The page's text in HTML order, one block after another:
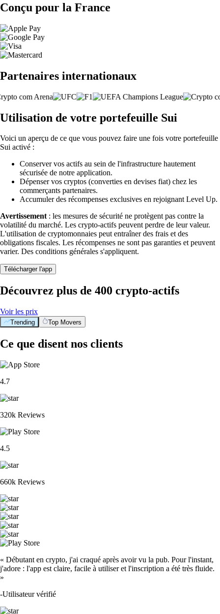
Conçu pour la France
Partenaires internationaux
Utilisation de votre portefeuille Sui
Voici un aperçu de ce que vous pouvez faire une fois votre portefeuille
Sui activé :
Conserver vos actifs au sein de l'infrastructure hautement
sécurisée de notre application.
Dépenser vos cryptos (converties en devises fiat) chez les
commerçants partenaires.
Accumuler des récompenses exclusives en rejoignant Level Up.
Avertissement : les mesures de sécurité ne protègent pas contre la
volatilité du marché. Les crypto-actifs peuvent perdre de leur valeur.
L'utilisation de cryptomonnaies peut entraîner des frais et des
obligations fiscales. Les récompenses ne sont pas garanties et peuvent
varier. Des conditions générales s'appliquent.
Télécharger l'app
Découvrez plus de 400 crypto-actifs
Voir les prix
Trending Top Movers
Ce que disent nos clients
4.7
320k Reviews
4.5
660k Reviews
« Débutant en crypto, j'ai craqué après avoir vu la pub. Pour l'instant,
j'adore : l'app est claire, facile à utiliser et l'inscription a été très fluide.
»
-Utilisateur vérifié